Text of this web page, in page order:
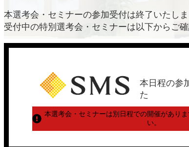
本選考会・セミナーの参加受付は終了いたしま
受付中の特別選考会・セミナーは以下からご確
本日程の参
た
本選考会・セミナーは別日程での開催がありま
い。